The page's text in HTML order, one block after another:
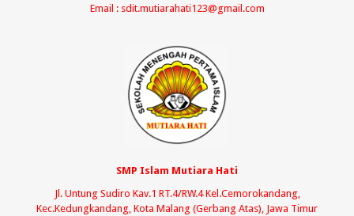
Email : sdit.mutiarahati123@gmail.com
SMP Islam Mutiara Hati
Jl. Untung Sudiro Kav.1 RT.4/RW.4 Kel.Cemorokandang,
Kec.Kedungkandang, Kota Malang (Gerbang Atas), Jawa Timur